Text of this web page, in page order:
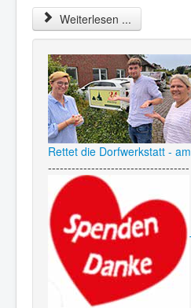
Weiterlesen ...
Rettet die Dorfwerkstatt -
------------------------------------